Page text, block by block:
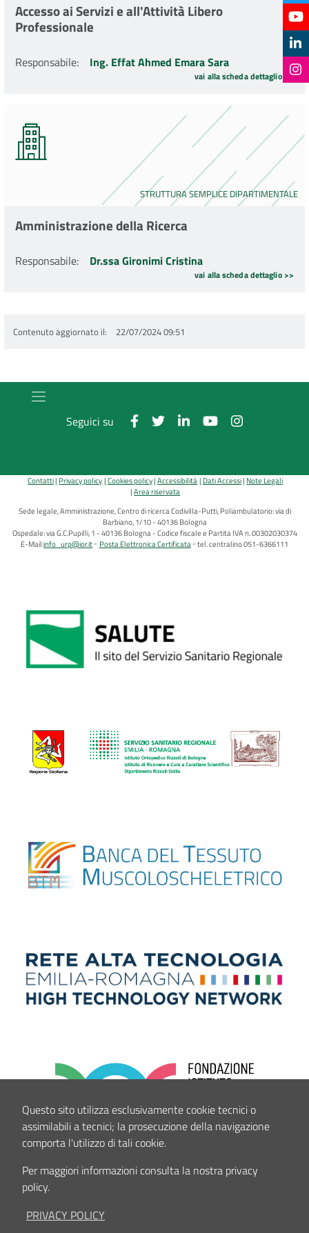
Accesso ai Servizi e all'Attività Libero
Professionale
Responsabile: Ing. Effat Ahmed Emara Sara
vai alla scheda dettaglio >>
STRUTTURA SEMPLICE DIPARTIMENTALE
Amministrazione della Ricerca
Responsabile: Dr.ssa Gironimi Cristina
vai alla scheda dettaglio >>
Contenuto aggiornato il 22/07/2024 09:51
Seguici su
Contatti Privacy policy Cookies policy Accessibilità Dati Accessi Note Legali
Area riservata
Sede legale, Amministrazione, Centro di ricerca Codivilla-Putti, Poliambulatorio: via di
Barbiano, 1/10 - 40136 Bologna
Ospedale: via G.C.Pupilli, 1 - 40136 Bologna - Codice fiscale e Partita IVA n. 00302030374
E-Mail:info_urp@ior.it Posta Elettronica Certificata tel. centralino 051-6366111
Questo sito utilizza esclusivamente cookie tecnici o
assimilabili a tecnici; la prosecuzione della navigazione
comporta l'utilizzo di tali cookie.
Per maggiori informazioni consulta la nostra privacy
policy.
PRIVACY POLICY